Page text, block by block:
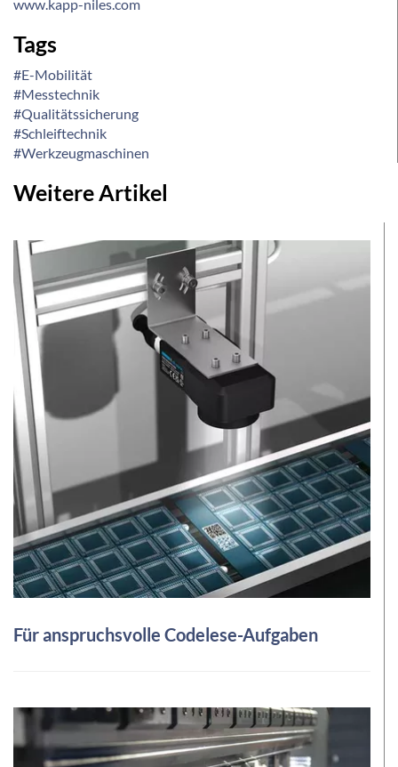
www.kapp-niles.com
Tags
#E-Mobilität
#Messtechnik
#Qualitätssicherung
#Schleiftechnik
#Werkzeugmaschinen
Weitere Artikel
Für anspruchsvolle Codelese-Aufgaben